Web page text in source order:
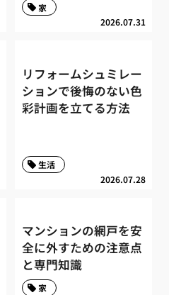
2026.07.31
家
リフォームシュミレー
ションで後悔のない色
彩計画を立てる方法
2026.07.28
生活
マンションの網戸を安
全に外すための注意点
と専門知識
家